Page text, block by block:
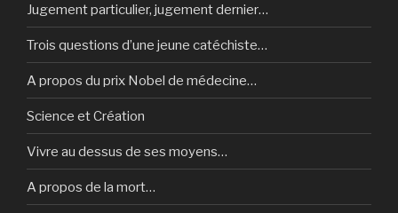
Jugement particulier, jugement dernier…
Trois questions d’une jeune catéchiste…
A propos du prix Nobel de médecine…
Science et Création
Vivre au dessus de ses moyens…
A propos de la mort…